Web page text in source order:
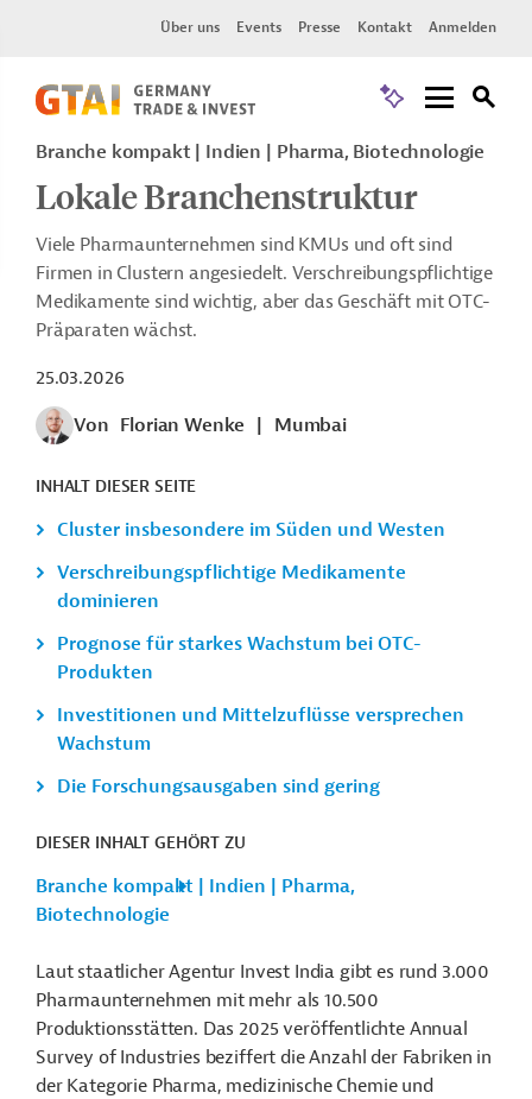
Über uns Events Presse Kontakt Anmelden
Branche kompakt | Indien | Pharma, Biotechnologie
Lokale Branchenstruktur
Viele Pharmaunternehmen sind KMUs und oft sind
Firmen in Clustern angesiedelt. Verschreibungspflichtige
Medikamente sind wichtig, aber das Geschäft mit OTC-
Präparaten wächst.
25.03.2026
Von Florian Wenke Mumbai
INHALT DIESER SEITE
Cluster insbesondere im Süden und Westen
Verschreibungspflichtige Medikamente
dominieren
Prognose für starkes Wachstum bei OTC-
Produkten
Investitionen und Mittelzuflüsse versprechen
Wachstum
Die Forschungsausgaben sind gering
DIESER INHALT GEHÖRT ZU
Branche kompakt | Indien | Pharma,
Biotechnologie
Laut staatlicher Agentur Invest India gibt es rund 3.000
Pharmaunternehmen mit mehr als 10.500
Produktionsstätten. Das 2025 veröffentlichte Annual
Survey of Industries beziffert die Anzahl der Fabriken in
der Kategorie Pharma, medizinische Chemie und